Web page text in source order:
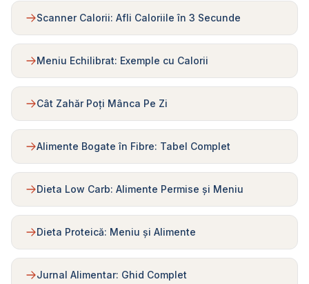
Scanner Calorii: Afli Caloriile în 3 Secunde
Meniu Echilibrat: Exemple cu Calorii
Cât Zahăr Poți Mânca Pe Zi
Alimente Bogate în Fibre: Tabel Complet
Dieta Low Carb: Alimente Permise și Meniu
Dieta Proteică: Meniu și Alimente
Jurnal Alimentar: Ghid Complet